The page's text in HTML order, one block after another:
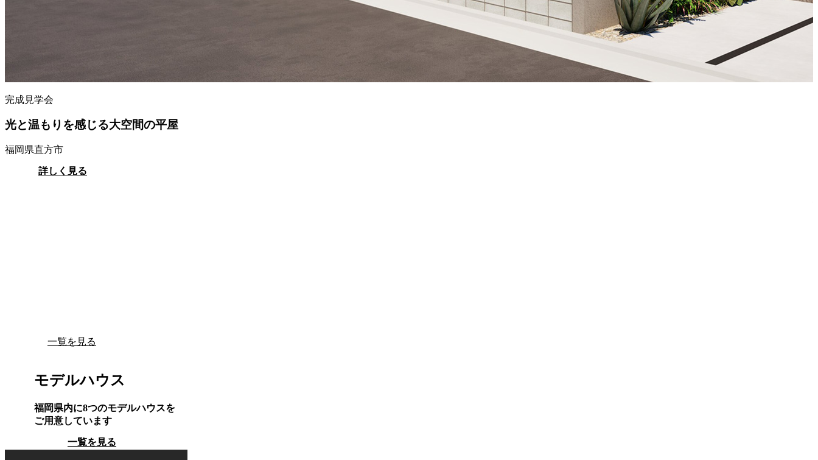
完成見学会
光と温もりを感じる大空間の平屋
福岡県直方市
詳しく見る
一覧を見る
モデルハウス
福岡県内に8つのモデルハウスを
ご用意しています
一覧を見る